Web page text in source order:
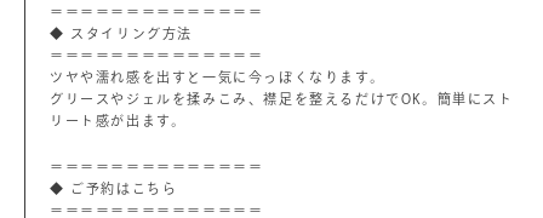
＝＝＝＝＝＝＝＝＝＝＝＝＝＝
◆ スタイリング方法
＝＝＝＝＝＝＝＝＝＝＝＝＝＝
ツヤや濡れ感を出すと一気に今っぽくなります。
グリースやジェルを揉みこみ、襟足を整えるだけでOK。簡単にスト
リート感が出ます。
＝＝＝＝＝＝＝＝＝＝＝＝＝＝
◆ ご予約はこちら
＝＝＝＝＝＝＝＝＝＝＝＝＝＝